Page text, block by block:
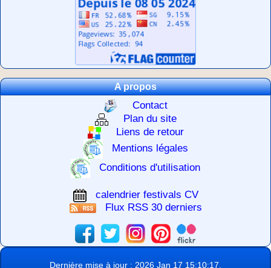
A propos
Contact
Plan du site
Liens de retour
Mentions légales
calendrier festivals CV
Flux RSS 30 derniers